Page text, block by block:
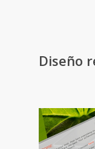
Diseño